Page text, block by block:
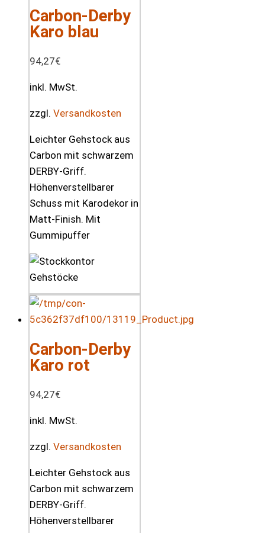
Carbon-Derby
Karo blau
94,27€
inkl. MwSt.
zzgl. Versandkosten
Leichter Gehstock aus
Carbon mit schwarzem
DERBY-Griff.
Höhenverstellbarer
Schuss mit Karodekor in
Matt-Finish. Mit
Gummipuffer
Carbon-Derby
Karo rot
94,27€
inkl. MwSt.
zzgl. Versandkosten
Leichter Gehstock aus
Carbon mit schwarzem
DERBY-Griff.
Höhenverstellbarer